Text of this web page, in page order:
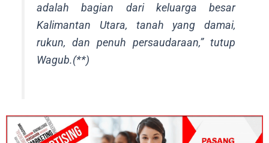
adalah bagian dari keluarga besar
Kalimantan Utara, tanah yang damai,
rukun, dan penuh persaudaraan,” tutup
Wagub.(**)